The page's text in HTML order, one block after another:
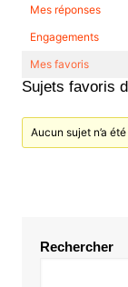
Mes réponses
Engagements
Mes favoris
Sujets favoris
Aucun sujet n’a
Rechercher